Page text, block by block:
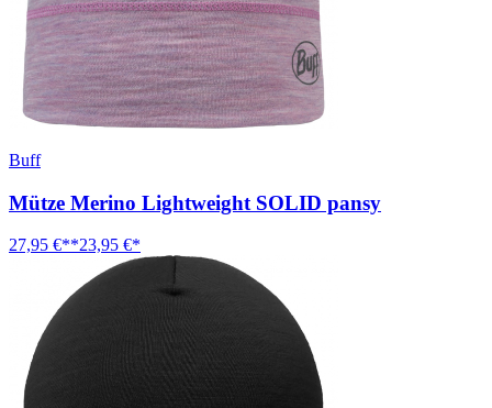
Buff
Mütze Merino Lightweight SOLID pansy
27,95 €**23,95 €*